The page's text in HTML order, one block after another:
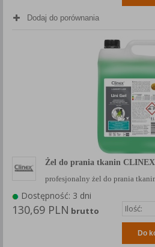
Dodaj do porównania
Żel do prania tkanin
profesjonalny żel do prania
Dostępność: 3 dni
130,69 PLN brutto
Do